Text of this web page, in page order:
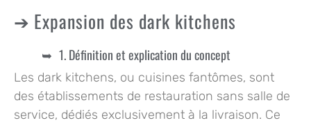
Expansion des dark kitchens
1. Définition et explication du concept
Les dark kitchens, ou cuisines fantômes, sont
des établissements de restauration sans salle de
service, dédiés exclusivement à la livraison. Ce